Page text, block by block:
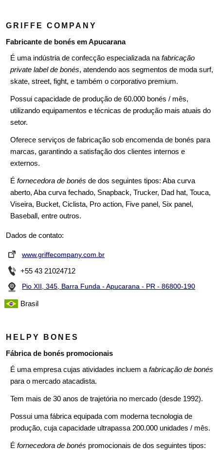
GRIFFE COMPANY
Fabricante de bonés em Apucarana
É uma indústria de confecção especializada na fabricação
private label de bonés, atendendo aos segmentos de moda surf,
skate, street, fight, e também o corporativo premium.
Possui capacidade de produção de 60.000 bonés / mês,
utilizando equipamentos e técnicas de produção mais atuais do
setor.
Oferece serviços de fabricação sob encomenda de bonés para
marcas, garantindo a satisfação dos clientes internos e
externos.
É fornecedora de bonés de dos seguintes tipos: Aba curva
aberto, Aba curva fechado, Snapback, Trucker, Dad hat, Touca,
Viseira, Bucket, Ciclista, Pro action, Five panel, Six panel,
Baseball, entre outros.
Dados de contato:
www.griffecompany.com.br
+55 43 21024712
Pio XII, 345, Barra Funda - Apucarana - PR - 86800-190
Brasil
HELPY BONES
Fábrica de bonés promocionais
É uma empresa cujas atividades incluem a fabricação de bonés
para o mercado atacadista.
Tem mais de 30 anos de trajetória no mercado (desde 1992).
Possui uma fábrica equipada com moderna tecnologia de
produção, cuja capacidade ultrapassa 200.000 unidades / mês.
É fornecedora de bonés promocionais de dos seguintes tipos: